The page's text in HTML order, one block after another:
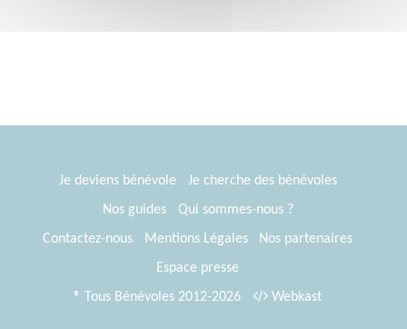
Je deviens bénévole
Je cherche des bénévoles
Nos guides
Qui sommes-nous ?
Contactez-nous
Mentions Légales
Nos partenaires
Espace presse
® Tous Bénévoles 2012-2026
Webkast